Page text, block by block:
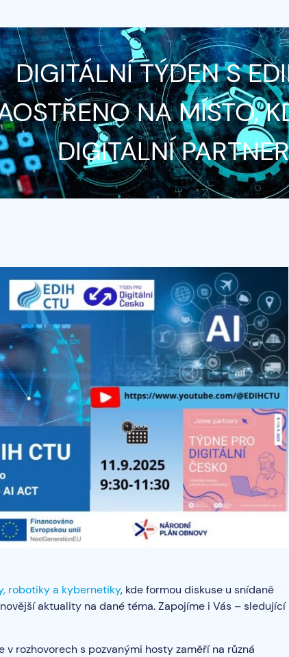
DIGITÁLNÍ TÝDEN S
NA MÍSTO,
DIGITÁLNÍ
robotiky a kybernetiky, kde formou diskuse u snídaně
aktuality na dané téma. Zapojíme i Vás – sledující
v rozhovorech s pozvanými hosty zaměří na různá